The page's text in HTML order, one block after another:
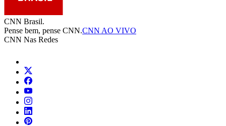
CNN Brasil.
Pense bem, pense CNN.CNN AO VIVO
CNN Nas Redes